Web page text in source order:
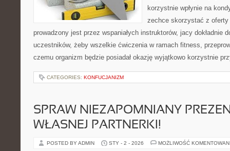
korzystnie wpłynie na
zechce skorzystać z oferty
prowadzony jest przez wspaniałych instruktorów, jacy dokładnie
uczestników, żeby wszelkie ćwiczenia w ramach fitness,
czemu organizm będzie posiadał okazję wyjątkowo korzystnie
CATEGORIES: KONFUCJANIZM
SPRAW NIEZAPOMNIANY
WŁASNEJ PARTNERKI!
POSTED BY ADMIN STY - 2 - 2026 MOŻLIWOŚĆ